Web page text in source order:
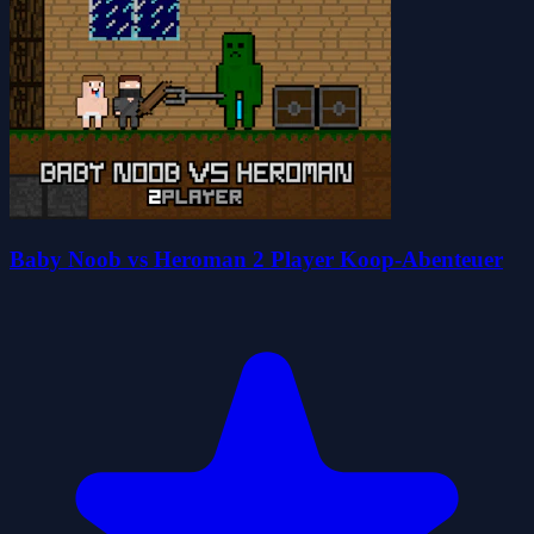
Baby Noob vs Heroman 2 Player Koop-Abenteuer